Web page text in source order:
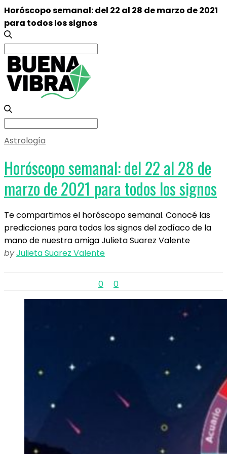
Horóscopo semanal: del 22 al 28 de marzo de 2021
para todos los signos
Search
for:
Search
Astrología
Horóscopo semanal: del 22 al 28 de
marzo de 2021 para todos los signos
Te compartimos el horóscopo semanal. Conocé las
predicciones para todos los signos del zodíaco de la
mano de nuestra amiga Julieta Suarez Valente
byJulieta Suarez Valente
0 0